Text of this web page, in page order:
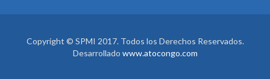
Copyright © SPMI 2017. Todos los Derechos Reservados.
Desarrollado www.atocongo.com